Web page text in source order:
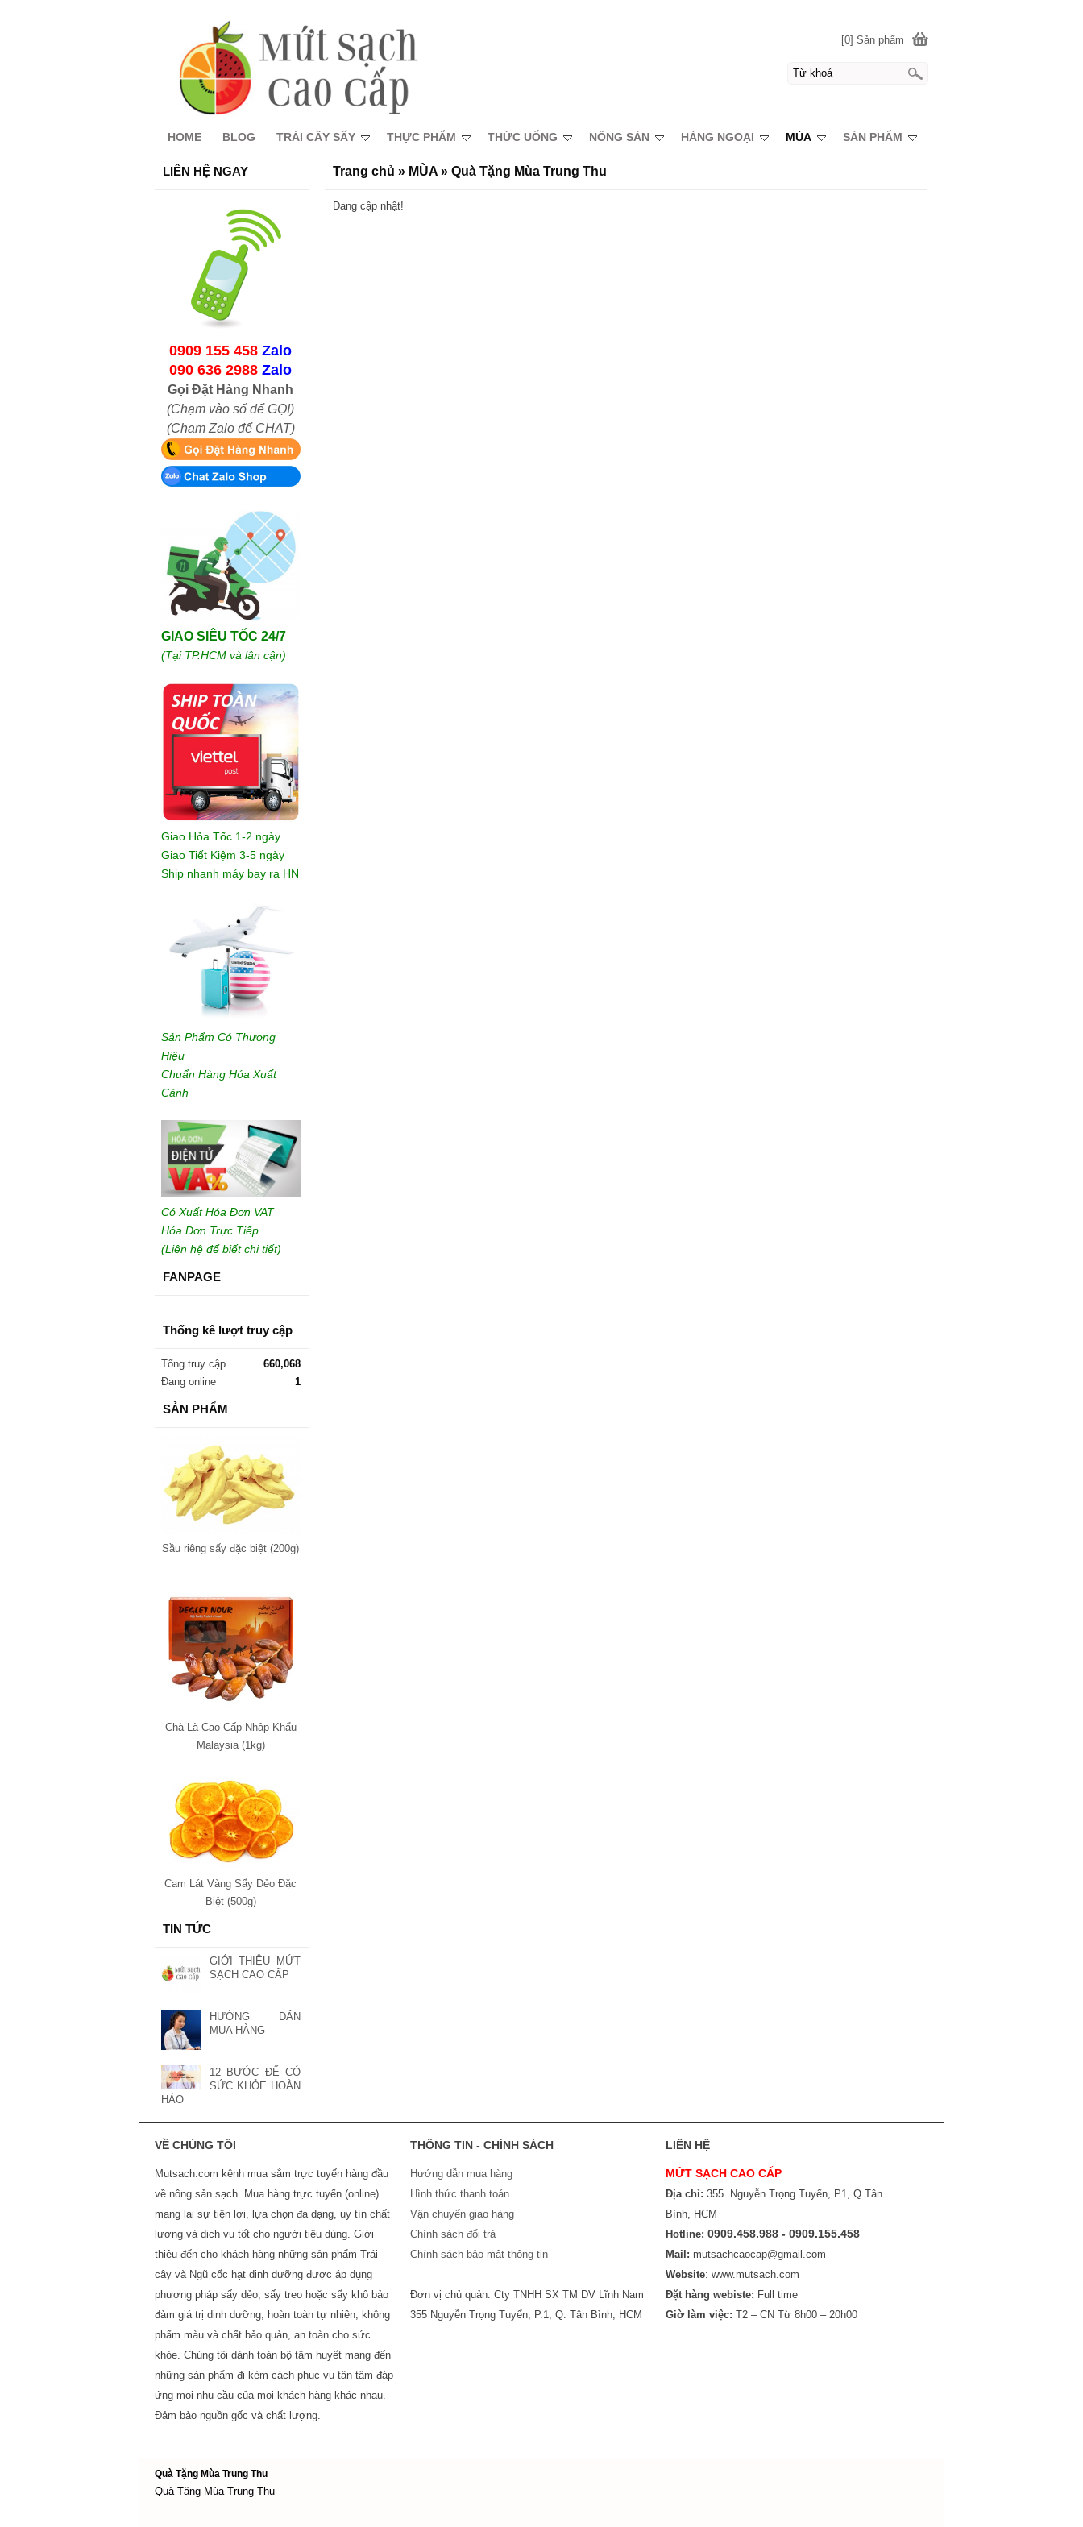
Quà Tặng Mùa Trung Thu
Quà Tặng Mùa Trung Thu
Đang cập nhật!
Trang chủ » MÙA »Quà Tặng Mùa Trung Thu
LIÊN HỆ NGAY
0909 155 458Zalo
090 636 2988Zalo
Gọi Đặt Hàng Nhanh
(Chạm vào số để GỌI)
(Chạm Zalo để CHAT)
GIAO SIÊU TỐC 24/7
(Tại TP.HCM và lân cận)
Giao Hỏa Tốc 1-2 ngày
Giao Tiết Kiệm 3-5 ngày
Ship nhanh máy bay ra HN
Sản Phẩm Có Thương
Hiệu
Chuẩn Hàng Hóa Xuất
Cảnh
Có Xuất Hóa Đơn VAT
Hóa Đơn Trực Tiếp
(Liên hệ để biết chi tiết)
FANPAGE
Thống kê lượt truy cập
Tổng truy cập
660,068
Đang online
1
SẢN PHẨM
Sầu riêng sấy đặc biệt (200g)
Chà Là Cao Cấp Nhập Khẩu
Malaysia (1kg)
Cam Lát Vàng Sấy Dẻo Đặc
Biệt (500g)
TIN TỨC
GIỚI THIỆU MỨT
SẠCH CAO CẤP
HƯỚNG DÃN
MUA HÀNG
12 BƯỚC ĐỂ CÓ
SỨC KHỎE HOÀN
HẢO
[0] Sản phẩm
HOME BLOG TRÁI CÂY SẤY THỰC PHẨM THỨC UỐNG NÔNG SẢN HÀNG NGOẠI MÙA SẢN PHẨM
VỀ CHÚNG TÔI
Mutsach.com kênh mua sắm trực tuyến hàng đầu
về nông sản sạch. Mua hàng trực tuyến (online)
mang lại sự tiện lợi, lựa chọn đa dạng, uy tín chất
lượng và dịch vụ tốt cho người tiêu dùng. Giới
thiệu đến cho khách hàng những sản phẩm Trái
cây và Ngũ cốc hạt dinh dưỡng được áp dụng
phương pháp sấy dẻo, sấy treo hoặc sấy khô bảo
đảm giá trị dinh dưỡng, hoàn toàn tự nhiên, không
phẩm màu và chất bảo quản, an toàn cho sức
khỏe. Chúng tôi dành toàn bộ tâm huyết mang đến
những sản phẩm đi kèm cách phục vụ tận tâm đáp
ứng mọi nhu cầu của mọi khách hàng khác nhau.
Đảm bảo nguồn gốc và chất lượng.
THÔNG TIN - CHÍNH SÁCH
Hướng dẫn mua hàng
Hình thức thanh toán
Vận chuyển giao hàng
Chính sách đổi trả
Chính sách bảo mật thông tin
Đơn vị chủ quản: Cty TNHH SX TM DV Lĩnh Nam
355 Nguyễn Trọng Tuyển, P.1, Q. Tân Bình, HCM
LIÊN HỆ
MỨT SẠCH CAO CẤP
Địa chỉ: 355. Nguyễn Trọng Tuyển, P1, Q Tân
Bình, HCM
Hotline: 0909.458.988 - 0909.155.458
Mail: mutsachcaocap@gmail.com
Website: www.mutsach.com
Đặt hàng webiste: Full time
Giờ làm việc: T2 – CN Từ 8h00 – 20h00